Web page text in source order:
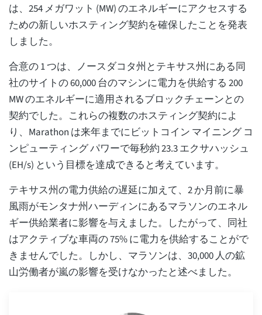
は、254 メガワット (MW) のエネルギーにアクセスする
ための新しいホスティング契約を確保したことを発表
しました。
合意の 1 つは、ノースダコタ州とテキサス州にある同
社のサイトの 60,000 台のマシンに電力を供給する 200
MW のエネルギーに適用されるブロックチェーンとの
契約でした。これらの複数のホスティング契約によ
り、Marathon は来年までにビットコイン マイニング コ
ンピューティング パワーで毎秒約 23.3 エクサハッシュ
(EH/s) という目標を達成できると考えています。
テキサス州の電力供給の遅延に加えて、2 か月前に暴
風雨がモンタナ州ハーディンにあるマラソンのエネル
ギー供給業者に影響を与えました。したがって、同社
はアクティブな車両の 75% に電力を供給することがで
きませんでした。しかし、マラソンは、30,000 人の鉱
山労働者が嵐の影響を受けなかったと述べました。